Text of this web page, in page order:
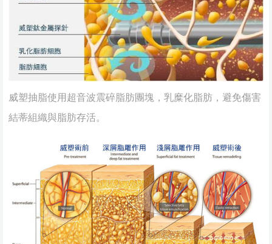
威塑抽脂使用超音波震碎脂肪團塊，乳糜化脂肪，避免傷害
結蒂組織與脂肪存活。